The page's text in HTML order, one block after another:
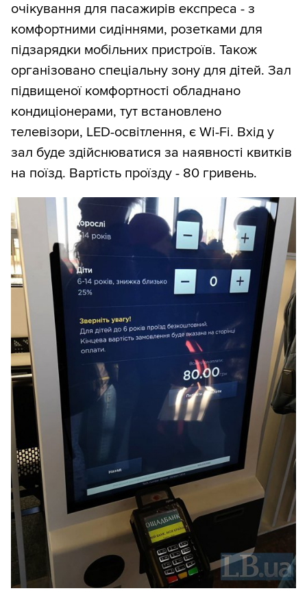
очікування для пасажирів експреса - з
комфортними сидіннями, розетками для
підзарядки мобільних пристроїв. Також
організовано спеціальну зону для дітей. Зал
підвищеної комфортності обладнано
кондиціонерами, тут встановлено
телевізори, LED-освітлення, є Wi-Fi. Вхід у
зал буде здійснюватися за наявності квитків
на поїзд. Вартість проїзду - 80 гривень.